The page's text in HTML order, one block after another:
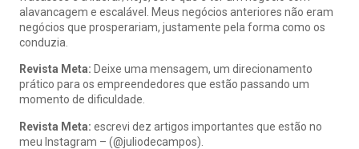
alavancagem e escalável. Meus negócios anteriores não eram
negócios que prosperariam, justamente pela forma como os
conduzia.
Revista Meta: Deixe uma mensagem, um direcionamento
prático para os empreendedores que estão passando um
momento de dificuldade.
Revista Meta: escrevi dez artigos importantes que estão no
meu Instagram – (@juliodecampos).